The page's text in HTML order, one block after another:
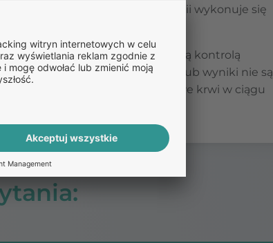
leki doustne, pomiary glikemii wykonuje się
regularnie – u osób z dobrą kontrolą
leczenie jest modyfikowane lub wyniki nie są
średni poziom glukozy we krwi w ciągu